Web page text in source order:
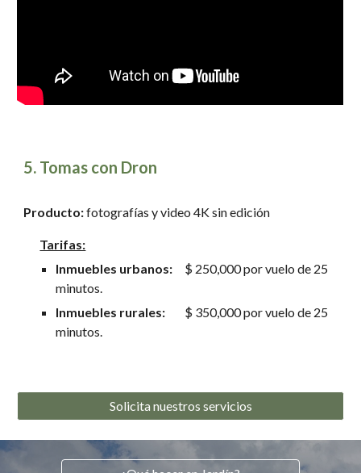
5. Tomas con Dron
Producto:fotografías y video 4K sin edición
Tarifas:
Inmuebles urbanos: $ 250,000 por vuelo de 25
minutos.
Inmuebles rurales: $ 350,000 por vuelo de 25
minutos.
Solicita nuestros servicios